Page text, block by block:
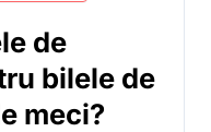
de
bilele de
meci?